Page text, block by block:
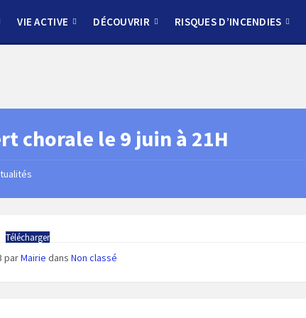
VIE ACTIVE DÉCOUVRIR RISQUES D’INCENDIES
chorale le 9 juin à 21H
Télécharger
parMairie dansNon classé